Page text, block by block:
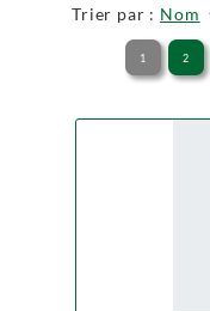
Trier par : Nom
1 2